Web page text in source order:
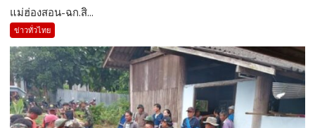
แม่ฮ่องสอน-ฉก.สิ...
ข่าวทั่วไทย